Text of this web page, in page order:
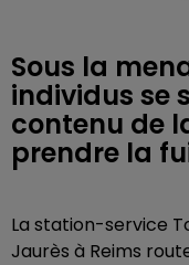
Sous la
individus se
contenu de
prendre la
La station-service
Jaurès à Reims